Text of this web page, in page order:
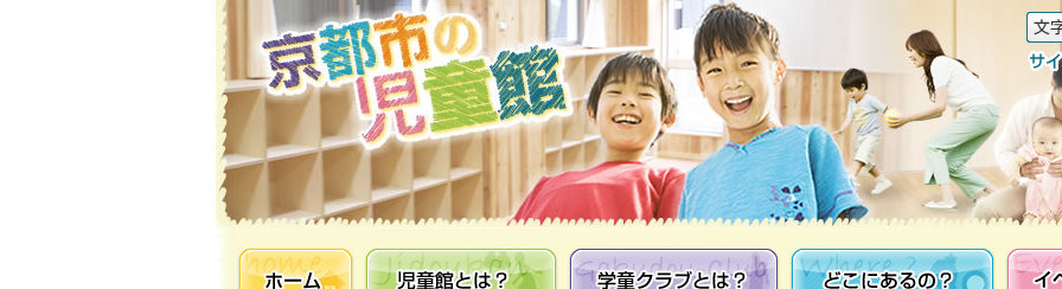
ホーム 児童館とは？ 学童クラブとは？ どこにあるの？ イベン